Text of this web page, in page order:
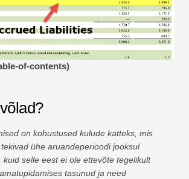
õpetused
õpetused
of-contents)
on kohustused kulude katteks, mis
ühe aruandeperioodi jooksul
kuid selle eest ei ole ettevõte tegelikult
tasunud ja need